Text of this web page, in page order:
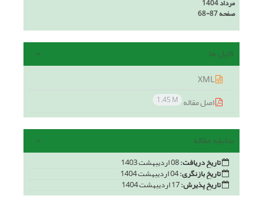
مرداد 1404
صفحه68-87
فایل ها
اصل مقاله 1.45 M
سابقه مقاله
تاریخ دریافت:
تاریخ بازنگری:04 اردیبهشت 1404
تاریخ پذیرش: